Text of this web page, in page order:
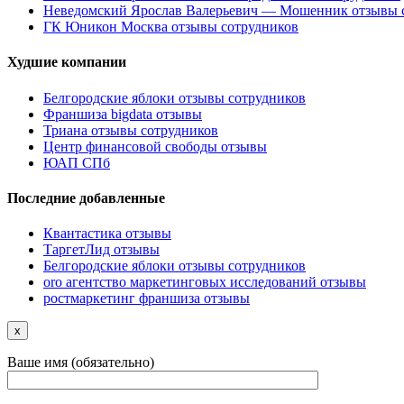
Неведомский Ярослав Валерьевич — Мошенник отзывы
ГК Юникон Москва отзывы сотрудников
Худшие компании
Белгородские яблоки отзывы сотрудников
Франшиза bigdata отзывы
Триана отзывы сотрудников
Центр финансовой свободы отзывы
ЮАП СПб
Последние добавленные
Квантастика отзывы
ТаргетЛид отзывы
Белгородские яблоки отзывы сотрудников
oro агентство маркетинговых исследований отзывы
ростмаркетинг франшиза отзывы
x
Ваше имя (обязательно)